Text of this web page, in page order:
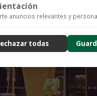
para recopilar datos de uso
de la experiencia del usuario
anuncios relevantes y
todas